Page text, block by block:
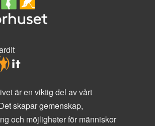
är en viktig del av vårt
skapar gemenskap,
och möjligheter för människor